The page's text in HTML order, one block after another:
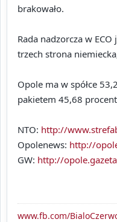
brakowało.
Rada nadzorcza w
trzech strona
Opole ma w spółce
pakietem 45,68
NTO: http://
Opolenews: http://
GW: http://
www.fb.com/